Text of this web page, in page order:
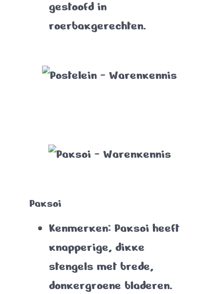
gestoofd in
roerbakgerechten.
Paksoi
Kenmerken: Paksoi heeft
knapperige, dikke
stengels met brede,
donkergroene bladeren.